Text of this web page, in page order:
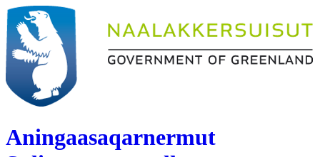
Aningaasaqarnermut